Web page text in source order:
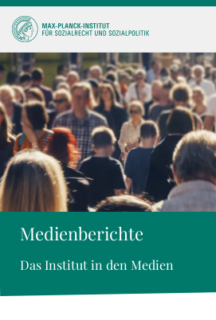
Medienberichte
Das Institut in den Medien